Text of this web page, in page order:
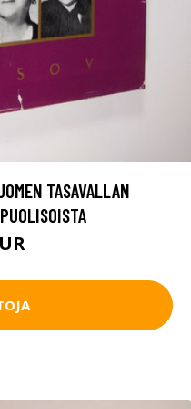
TASAVALLAN